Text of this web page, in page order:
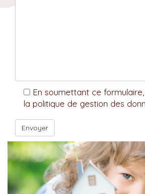
En soumettant ce
la politique de gestion des